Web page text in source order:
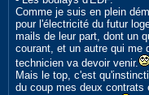
Comme je suis en plein
pour l'électricité du futur
mails de leur part, dont un
courant, et un autre qui me
technicien va devoir venir.
Mais le top, c'est
du coup mes deux